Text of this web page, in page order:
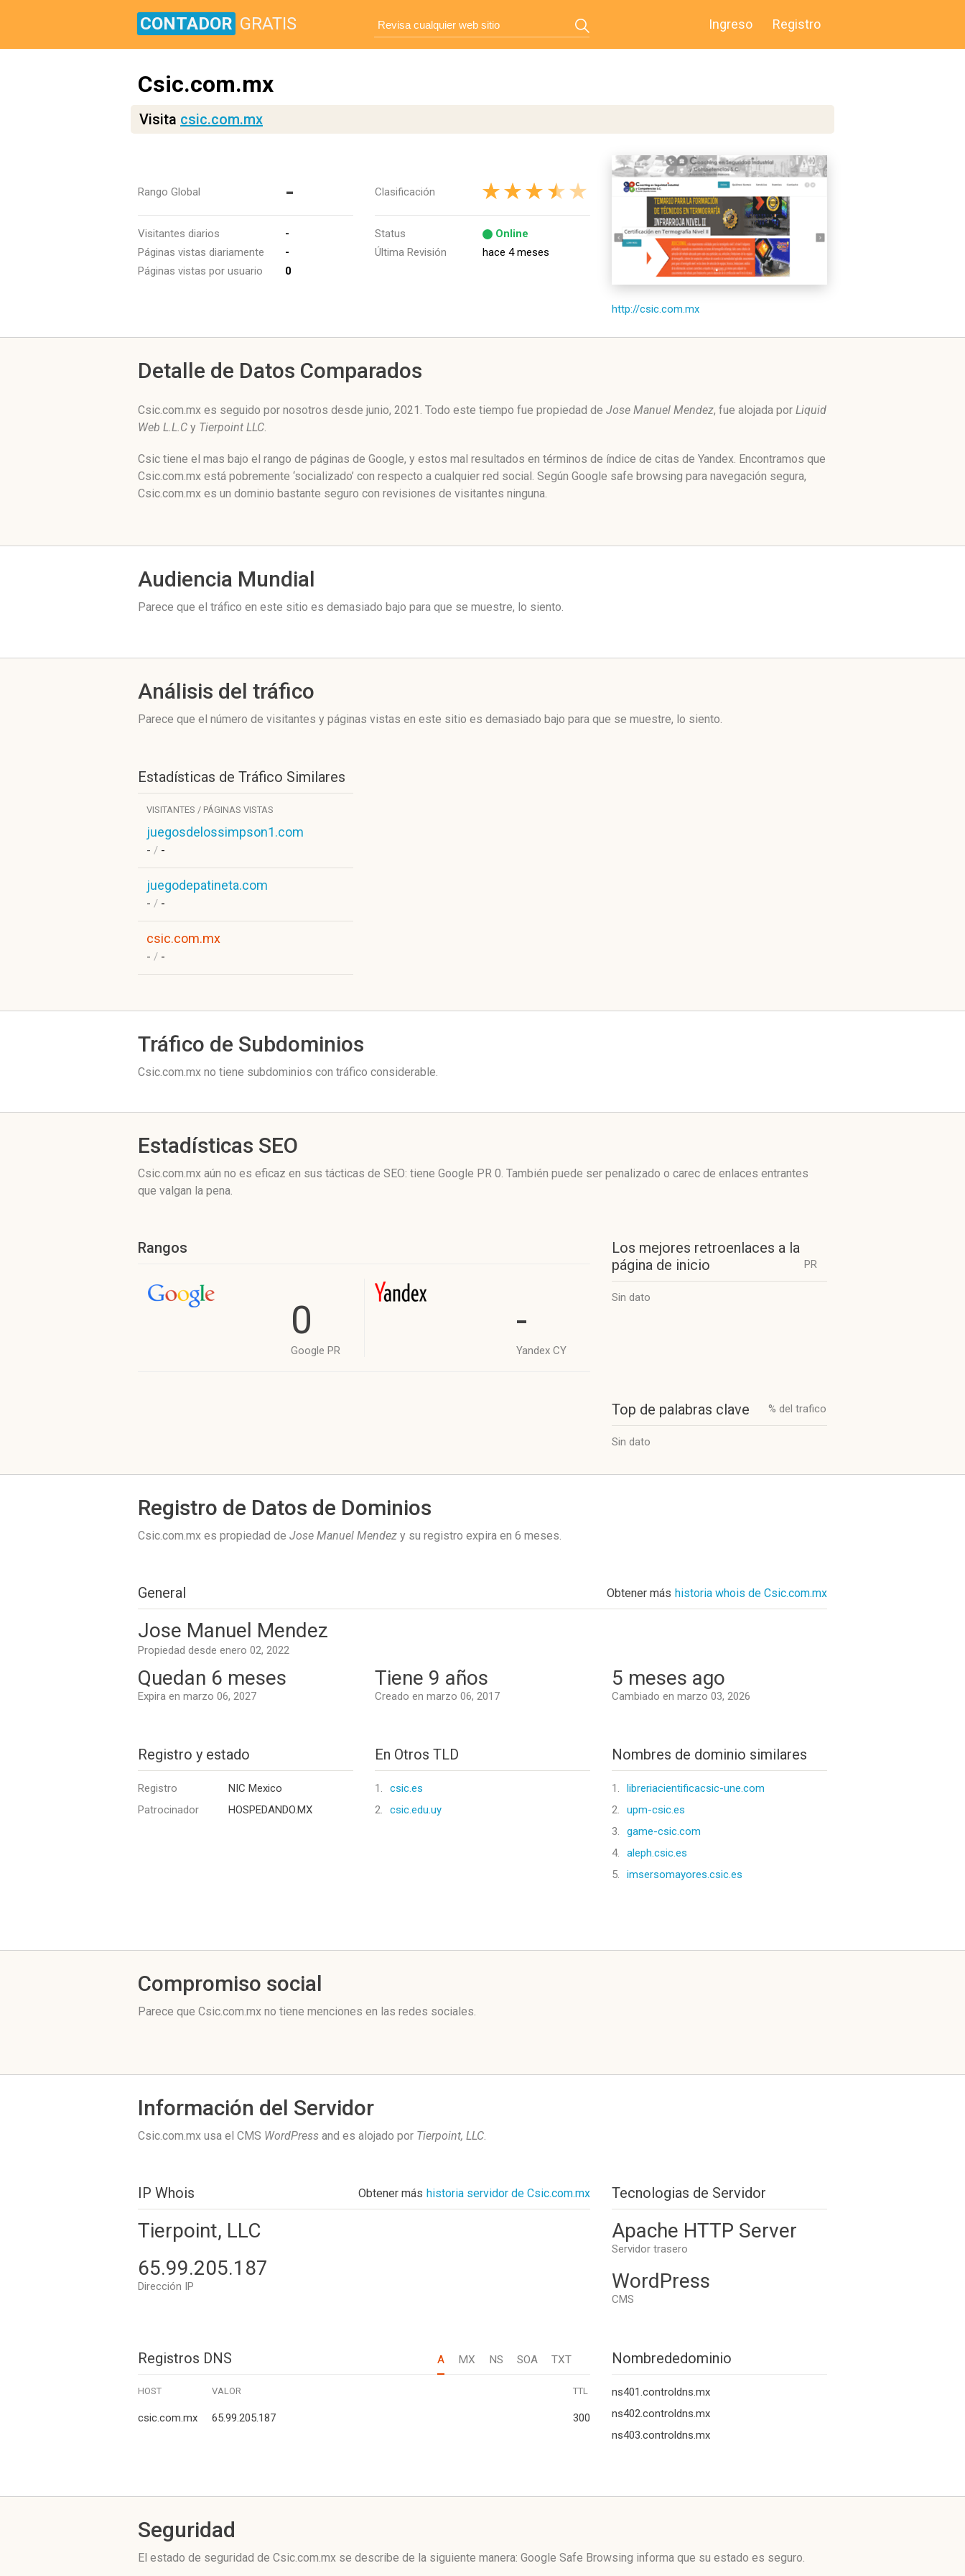
CONTADOR GRATIS Ingreso Registro
Csic.com.mx
Visita csic.com.mx
Rango Global -
Visitantes diarios
-
Páginas vistas diariamente
-
Páginas vistas por usuario
0
Clasificación
Status
Online
Última Revisión
hace 4 meses
http://csic.com.mx
Detalle de Datos Comparados
Csic.com.mx es seguido por nosotros desde junio, 2021. Todo este tiempo fue propiedad de Jose Manuel Mendez, fue alojada por Liquid
Web L.L.C y Tierpoint LLC.
Csic tiene el mas bajo el rango de páginas de Google, y estos mal resultados en términos de índice de citas de Yandex. Encontramos que
Csic.com.mx está pobremente ‘socializado’ con respecto a cualquier red social. Según Google safe browsing para navegación segura,
Csic.com.mx es un dominio bastante seguro con revisiones de visitantes ninguna.
Audiencia Mundial
Parece que el tráfico en este sitio es demasiado bajo para que se muestre, lo siento.
Análisis del tráfico
Parece que el número de visitantes y páginas vistas en este sitio es demasiado bajo para que se muestre, lo siento.
Estadísticas de Tráfico Similares
VISITANTES / PÁGINAS VISTAS
juegosdelossimpson1.com
- / -
juegodepatineta.com
- / -
csic.com.mx
- / -
Tráfico de Subdominios
Csic.com.mx no tiene subdominios con tráfico considerable.
Estadísticas SEO
Csic.com.mx aún no es eficaz en sus tácticas de SEO: tiene Google PR 0. También puede ser penalizado o carec de enlaces entrantes
que valgan la pena.
Rangos
0
Google PR
-
Yandex CY
Los mejores retroenlaces a la
página de inicio
PR
Sin dato
Top de palabras clave % del trafico
Sin dato
Registro de Datos de Dominios
Csic.com.mx es propiedad de Jose Manuel Mendez y su registro expira en 6 meses.
General Obtener más historia whois de Csic.com.mx
Jose Manuel Mendez
Propiedad desde enero 02, 2022
Quedan 6 meses
Expira en marzo 06, 2027
Tiene 9 años
Creado en marzo 06, 2017
5 meses ago
Cambiado en marzo 03, 2026
Registro y estado
Registro
NIC Mexico
Patrocinador
HOSPEDANDO.MX
En Otros TLD
1.
csic.es
2.
csic.edu.uy
Nombres de dominio similares
1.
libreriacientificacsic-une.com
2.
upm-csic.es
3.
game-csic.com
4.
aleph.csic.es
5.
imsersomayores.csic.es
Compromiso social
Parece que Csic.com.mx no tiene menciones en las redes sociales.
Información del Servidor
Csic.com.mx usa el CMS WordPress and es alojado por Tierpoint, LLC.
IP Whois Obtener más historia servidor de Csic.com.mx
Tierpoint, LLC
65.99.205.187
Dirección IP
Tecnologias de Servidor
Apache HTTP Server
Servidor trasero
WordPress
CMS
Registros DNS A MX NS SOA TXT Nombrededominio
ns401.controldns.mx
ns402.controldns.mx
ns403.controldns.mx
HOST VALOR TTL
csic.com.mx 65.99.205.187 300
Seguridad
El estado de seguridad de Csic.com.mx se describe de la siguiente manera: Google Safe Browsing informa que su estado es seguro.